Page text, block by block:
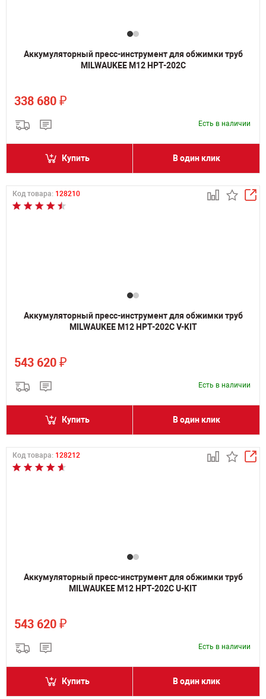
Аккумуляторный пресс-инструмент для обжимки труб
MILWAUKEE M12 HPT-202C
338 680 ₽
Есть в наличии
Купить В один клик
Код товара: 128210
Аккумуляторный пресс-инструмент для обжимки труб
MILWAUKEE M12 HPT-202C V-KIT
543 620 ₽
Есть в наличии
Купить В один клик
Код товара: 128212
Аккумуляторный пресс-инструмент для обжимки труб
MILWAUKEE M12 HPT-202C U-KIT
543 620 ₽
Есть в наличии
Купить В один клик